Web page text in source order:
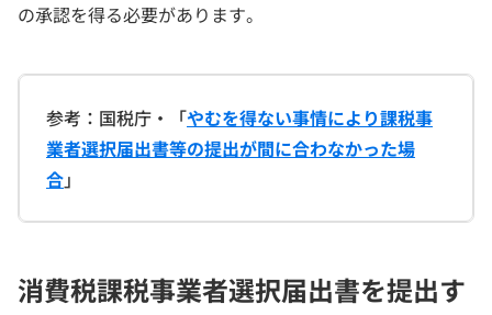
の承認を得る必要があります。
参考：国税庁・「やむを得ない事情により課税事
業者選択届出書等の提出が間に合わなかった場
合」
消費税課税事業者選択届出書を提出す